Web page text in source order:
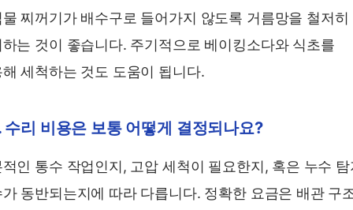
찌꺼기가 배수구로 들어가지 않도록 거름망을 철저히
는 것이 좋습니다. 주기적으로 베이킹소다와 식초를
세척하는 것도 도움이 됩니다.
수리 비용은 보통 어떻게 결정되나요?
인 통수 작업인지, 고압 세척이 필요한지, 혹은 누수
동반되는지에 따라 다릅니다. 정확한 요금은 배관 구